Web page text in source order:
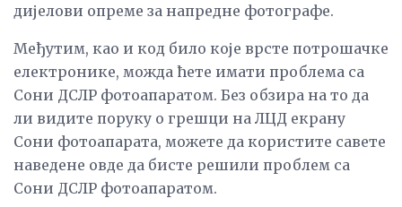
дијелови опреме за напредне фотографе.
Међутим, као и код било које врсте потрошачке
електронике, можда ћете имати проблема са
Сони ДСЛР фотоапаратом. Без обзира на то да
ли видите поруку о грешци на ЛЦД екрану
Сони фотоапарата, можете да користите савете
наведене овде да бисте решили проблем са
Сони ДСЛР фотоапаратом.